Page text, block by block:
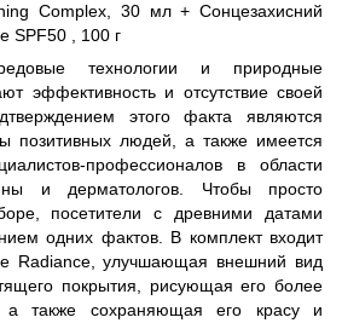
Complex, 30 мл + Сонцезахисний
SPF50 , 100 г
технологии и природные
эффективность и отсутствие своей
этого факта являются
позитивных людей, а также имеется
профессионалов в области
и дерматологов. Чтобы просто
посетители с древними датами
одних фактов. В комплект входит
Radiance, улучшающая внешний вид
покрытия, рисующая его более
также сохраняющая его красу и